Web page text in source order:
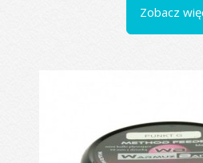
Zobacz